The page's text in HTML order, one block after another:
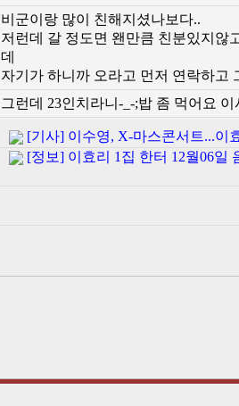
비군이랑 많이 친해지셨나보다..
저런데 갈 정도면 왠만큼 친분있지않
데
자기가 하니까 오라고 먼저 연락하고
그런데 23인치라니-_-;밥 좀 먹어요 이
[기사] 이수영, X-마스콘서트...이
[정보] 이효리 1집 한터 12월06일